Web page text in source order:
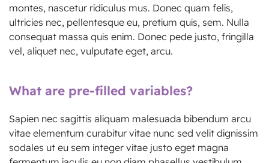
montes, nascetur ridiculus mus. Donec quam felis,
ultricies nec, pellentesque eu, pretium quis, sem. Nulla
consequat massa quis enim. Donec pede justo, fringilla
vel, aliquet nec, vulputate eget, arcu.
What are pre-filled variables?
Sapien nec sagittis aliquam malesuada bibendum arcu
vitae elementum curabitur vitae nunc sed velit dignissim
sodales ut eu sem integer vitae justo eget magna